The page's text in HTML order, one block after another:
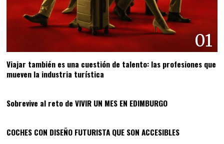
01
Viajar también es una cuestión de talento: las profesiones que
mueven la industria turística
Sobrevive al reto de VIVIR UN MES EN EDIMBURGO
COCHES CON DISEÑO FUTURISTA QUE SON ACCESIBLES